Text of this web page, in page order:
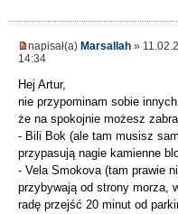
napisał(a) Marsallah »
14:34
Hej Artur,
nie przypominam sobie
że na spokojnie możesz
- Bili Bok (ale tam musisz
przypasują nagie kamienne
- Vela Smokova (tam prawie
przybywają od strony morza,
radę przejść 20 minut od